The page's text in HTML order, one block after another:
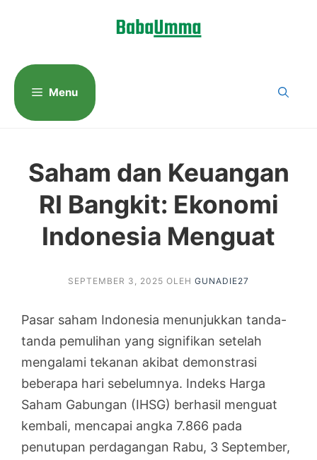
Menu
Saham dan Keuangan
RI Bangkit: Ekonomi
Indonesia Menguat
SEPTEMBER 3, 2025 OLEH GUNADIE27
Pasar saham Indonesia menunjukkan tanda-
tanda pemulihan yang signifikan setelah
mengalami tekanan akibat demonstrasi
beberapa hari sebelumnya. Indeks Harga
Saham Gabungan (IHSG) berhasil menguat
kembali, mencapai angka 7.866 pada
penutupan perdagangan Rabu, 3 September,